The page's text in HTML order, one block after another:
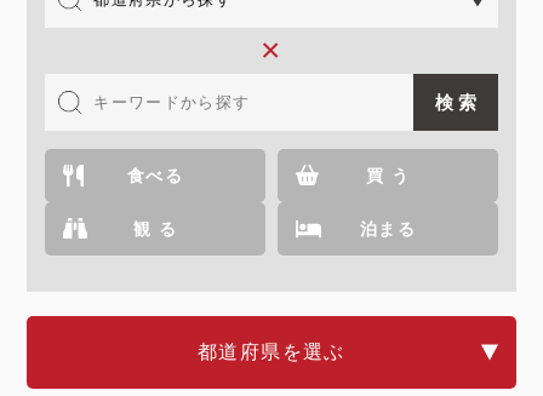
×
食べる 買 う
観 る 泊まる
都道府県を選ぶ